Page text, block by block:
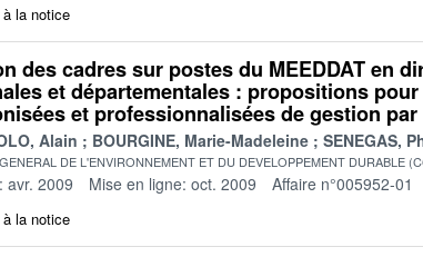
la notice
des cadres sur postes du MEEDDAT en
et départementales : propositions
et professionnalisées de gestion
Alain BOURGINE, Marie-Madeleine SENEGAS,
DE L'ENVIRONNEMENT ET DU DEVELOPPEMENT DURABLE
avr. 2009 Mise en ligne: oct. 2009 Affaire n°005952-01
la notice